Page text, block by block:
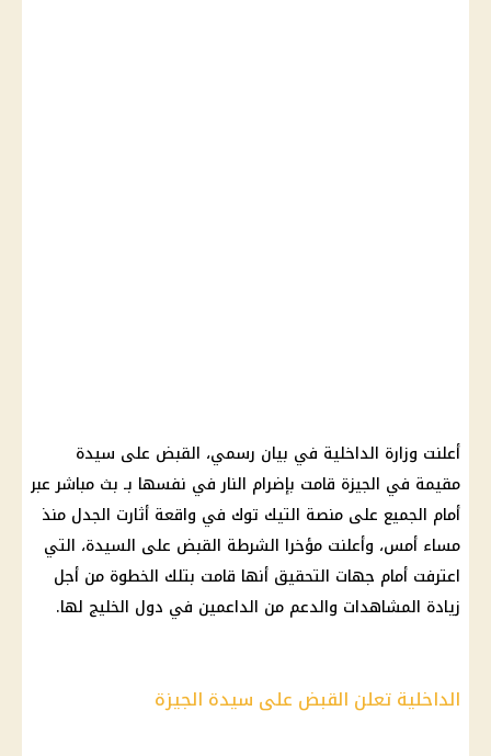
أعلنت وزارة الداخلية في بيان رسمي، القبض على سيدة
مقيمة في الجيزة قامت بإضرام النار في نفسها بـ بث مباشر عبر
أمام الجميع على منصة التيك توك في واقعة أثارت الجدل منذ
مساء أمس، وأعلنت مؤخرا الشرطة القبض على السيدة، التي
اعترفت أمام جهات التحقيق أنها قامت بتلك الخطوة من أجل
زيادة المشاهدات والدعم من الداعمين في دول الخليج لها.
الداخلية تعلن القبض على سيدة الجيزة